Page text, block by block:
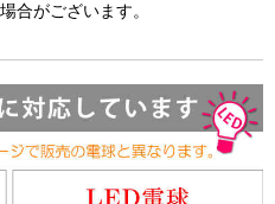
合がございます。